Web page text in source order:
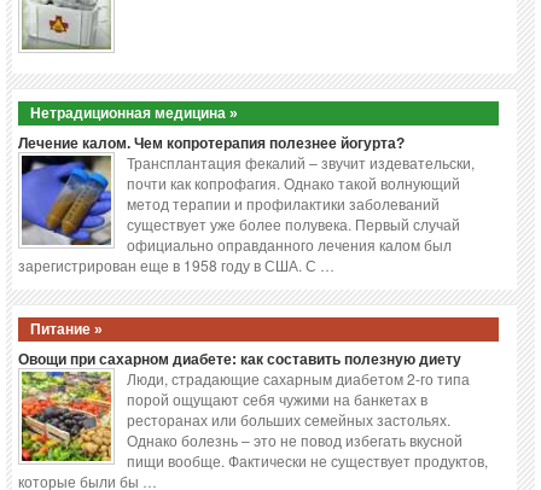
Нетрадиционная медицина »
Лечение калом. Чем копротерапия полезнее йогурта?
Трансплантация фекалий – звучит издевательски,
почти как копрофагия. Однако такой волнующий
метод терапии и профилактики заболеваний
существует уже более полувека. Первый случай
официально оправданного лечения калом был
зарегистрирован еще в 1958 году в США. С …
Питание »
Овощи при сахарном диабете: как составить полезную диету
Люди, страдающие сахарным диабетом 2-го типа
порой ощущают себя чужими на банкетах в
ресторанах или больших семейных застольях.
Однако болезнь – это не повод избегать вкусной
пищи вообще. Фактически не существует продуктов,
которые были бы …